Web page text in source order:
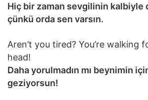
Hiç bir zaman sevgilinin kalbiyle
çünkü orda sen varsın.
Aren’t you tired? You’re walking
head!
Daha yorulmadın mı beynimin
geziyorsun!